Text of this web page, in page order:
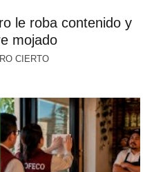
le roba contenido y
mojado
CIERTO